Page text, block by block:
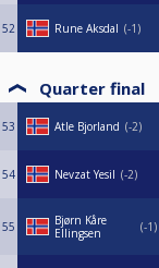
52 Rune Aksdal -1
Quarter final
53 Atle Bjorland -2
54 Nevzat Yesil -2
55
Bjørn Kåre
Ellingsen
-1